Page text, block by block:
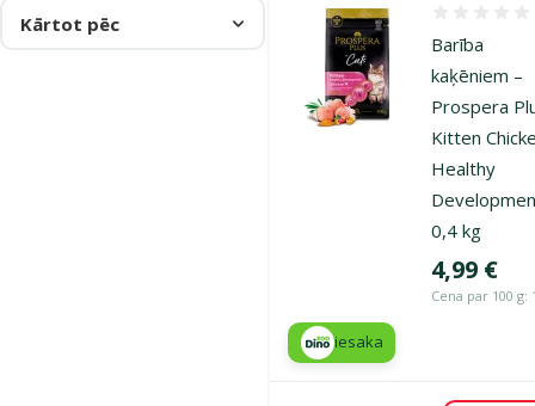
Kārtot pēc
Barība
kaķēniem –
Prospera
Kitten
Healthy
0,4 kg
Cena
4,99 €
Cena par 100 g:
iesaka